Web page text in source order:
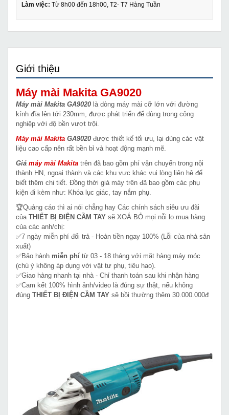
Làm việc: Từ 8h00 đến 18h00, T2- T7 Hàng Tuần
Giới thiệu
Máy mài Makita GA9020
Máy mài Makita GA9020 là dòng máy mài cỡ lớn với đường
kính đĩa lên tới 230mm, được phát triển để dùng trong công
nghiệp với độ bền vượt trội.
Máy mài Makita GA9020 được thiết kế tối ưu, lại dùng các vật
liệu cao cấp nên rất bền bỉ và hoạt động mạnh mẽ.
Giá máy mài Makita trên đã bao gồm phí vận chuyển trong nội
thành HN, ngoại thành và các khu vực khác vui lòng liên hệ để
biết thêm chi tiết. Đồng thời giá máy trên đã bao gồm các phụ
kiện đi kèm như: Khóa lục giác, tay nắm phụ.
🏆Quảng cáo thì ai nói chẳng hay Các chính sách siêu ưu đãi
của THIẾT BỊ ĐIỆN CẦM TAY sẽ XOÁ BỎ mọi nỗi lo mua hàng
của các anh/chị:
✅7 ngày miễn phí đổi trả - Hoàn tiền ngay 100% (Lỗi của nhà sản
xuất)
✅Bảo hành miễn phí từ 03 - 18 tháng với mặt hàng máy móc
(chú ý không áp dụng với vật tư phụ, tiêu hao).
✅Giao hàng nhanh tại nhà - Chỉ thanh toán sau khi nhận hàng
✅Cam kết 100% hình ảnh/video là đúng sự thật, nếu không
đúng THIẾT BỊ ĐIỆN CẦM TAY sẽ bồi thường thêm 30.000.000đ